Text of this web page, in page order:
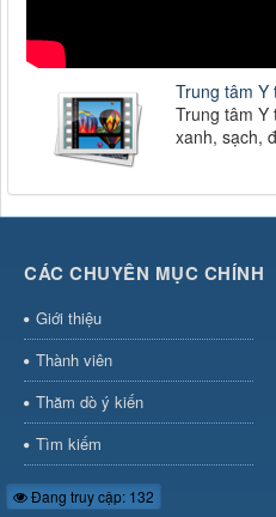
Trung tâm
Trung tâm
xanh, sạch,
CÁC CHUYÊN MỤC CHÍNH
Giới thiệu
Thành viên
Thăm dò ý kiến
Tìm kiếm
Đang truy cập: 132